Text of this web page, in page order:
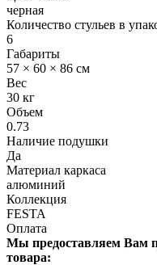
черная
Количество стульев в
6
Габариты
57 × 60 × 86 см
Вес
30 кг
Объем
0.73
Наличие подушки
Да
Материал каркаса
алюминий
Коллекция
FESTA
Оплата
Мы предоставляем Вам
товара: